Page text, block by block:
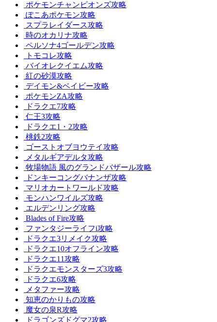
ポケモンチャンピオンズ攻略
ぽこあポケモン攻略
スプラレイダース攻略
時のオカリナ攻略
ペルソナ4ゴールデン攻略
トモコレ攻略
バイオレクイエム攻略
紅の砂漠攻略
デイモン&ベイビー攻略
ポケモンZA攻略
ドラクエ7攻略
仁王3攻略
ドラクエ1・2攻略
桃鉄2攻略
ゴーストオブヨウテイ攻略
メタルギアデルタ攻略
牧場物語 風のグランドバザール攻略
ドンキーコングバナンザ攻略
マリオカートワールド攻略
モンハンワイルズ攻略
エルデンリング攻略
Blades of Fire攻略
ファンタジーライフi攻略
ドラクエ3リメイク攻略
ドラクエ10オフライン攻略
ドラクエ11攻略
ドラクエモンスターズ3攻略
ドラクエ6攻略
メタファー攻略
知恵のかりもの攻略
魔女の泉R攻略
ドラゴンズドグマ2攻略